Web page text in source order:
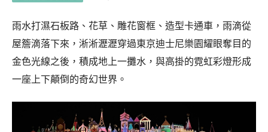
雨水打濕石板路、花草、雕花窗框、造型卡通車，雨滴從
屋簷滴落下來，淅淅瀝瀝穿過東京迪士尼樂園耀眼奪目的
金色光線之後，積成地上一攤水，與高掛的霓虹彩燈形成
一座上下顛倒的奇幻世界。